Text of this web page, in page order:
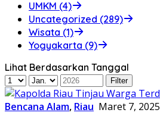
UMKM (4)
Uncategorized (289)
Wisata (1)
Yogyakarta (9)
Lihat Berdasarkan Tanggal
Bencana Alam, Riau Maret 7, 2025